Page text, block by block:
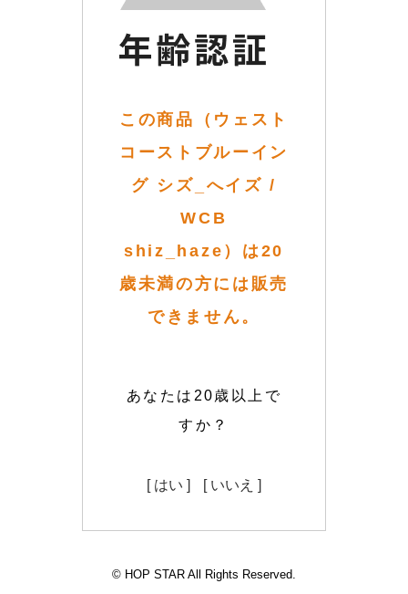
この商品（ウェスト
コーストブルーイン
グ シズ_へイズ /
WCB
shiz_haze）は20
歳未満の方には販売
できません。
あなたは20歳以上で
すか？
[ はい ] [ いいえ ]
© HOP STAR All Rights Reserved.